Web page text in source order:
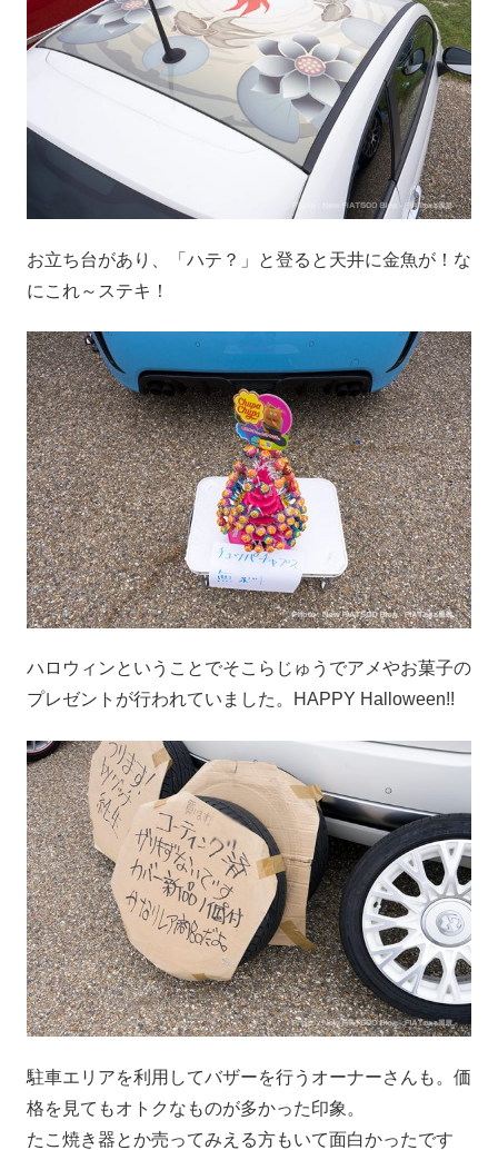
お立ち台があり、「ハテ？」と登ると天井に金魚が！な
にこれ～ステキ！
ハロウィンということでそこらじゅうでアメやお菓子の
プレゼントが行われていました。HAPPY Halloween!!
駐車エリアを利用してバザーを行うオーナーさんも。価
格を見てもオトクなものが多かった印象。
たこ焼き器とか売ってみえる方もいて面白かったです